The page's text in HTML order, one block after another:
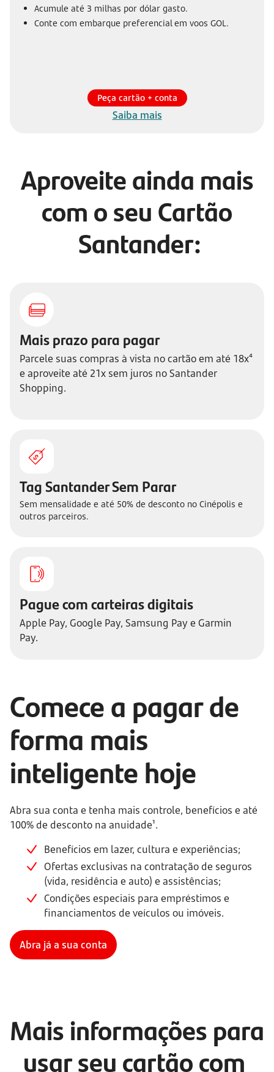
Acumule até 3 milhas por dólar gasto.
Conte com embarque preferencial em voos GOL.
Peça cartão + conta
Saiba mais
Aproveite ainda mais
com o seu Cartão
Santander:
Mais prazo para pagar
Parcele suas compras à vista no cartão em até 18x⁴
e aproveite até 21x sem juros no Santander
Shopping.
Tag Santander Sem Parar
Sem mensalidade e até 50% de desconto no Cinépolis e
outros parceiros.
Pague com carteiras digitais
Apple Pay, Google Pay, Samsung Pay e Garmin
Pay.
Comece a pagar de
forma mais
inteligente hoje
Abra sua conta e tenha mais controle, benefícios e até
100% de desconto na anuidade¹.
Benefícios em lazer, cultura e experiências;
Ofertas exclusivas na contratação de seguros
(vida, residência e auto) e assistências;
Condições especiais para empréstimos e
financiamentos de veículos ou imóveis.
Abra já a sua conta
Mais informações para
usar seu cartão com